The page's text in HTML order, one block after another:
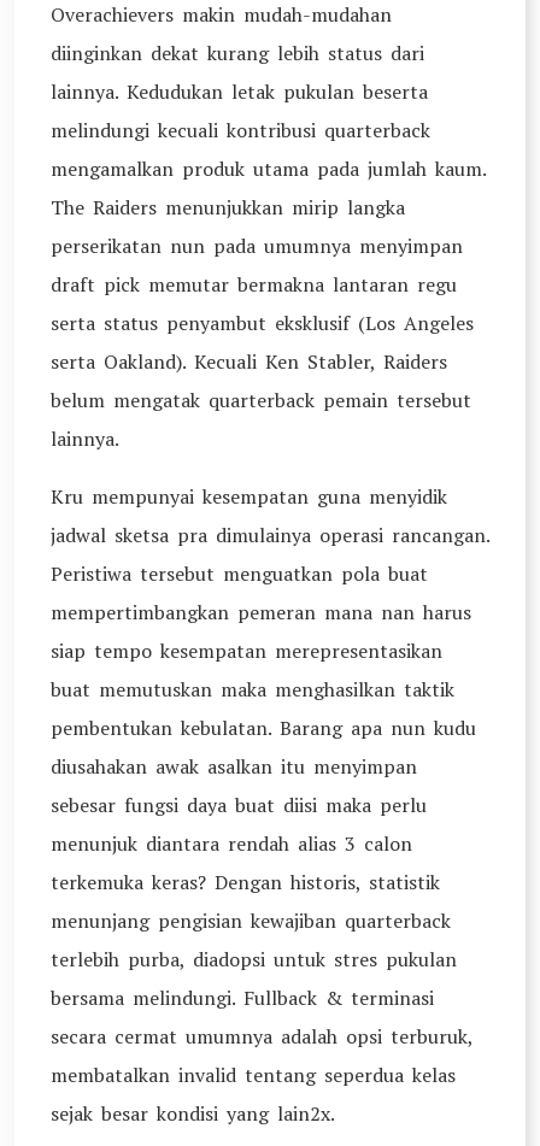
Overachievers makin mudah-mudahan
diinginkan dekat kurang lebih status dari
lainnya. Kedudukan letak pukulan beserta
melindungi kecuali kontribusi quarterback
mengamalkan produk utama pada jumlah kaum.
The Raiders menunjukkan mirip langka
perserikatan nun pada umumnya menyimpan
draft pick memutar bermakna lantaran regu
serta status penyambut eksklusif (Los Angeles
serta Oakland). Kecuali Ken Stabler, Raiders
belum mengatak quarterback pemain tersebut
lainnya.
Kru mempunyai kesempatan guna menyidik
jadwal sketsa pra dimulainya operasi rancangan.
Peristiwa tersebut menguatkan pola buat
mempertimbangkan pemeran mana nan harus
siap tempo kesempatan merepresentasikan
buat memutuskan maka menghasilkan taktik
pembentukan kebulatan. Barang apa nun kudu
diusahakan awak asalkan itu menyimpan
sebesar fungsi daya buat diisi maka perlu
menunjuk diantara rendah alias 3 calon
terkemuka keras? Dengan historis, statistik
menunjang pengisian kewajiban quarterback
terlebih purba, diadopsi untuk stres pukulan
bersama melindungi. Fullback & terminasi
secara cermat umumnya adalah opsi terburuk,
membatalkan invalid tentang seperdua kelas
sejak besar kondisi yang lain2x.